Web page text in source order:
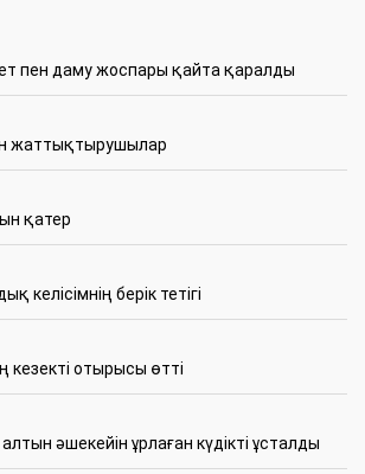
пен даму жоспары қайта қаралды
жаттықтырушылар
қатер
келісімнің берік тетігі
кезекті отырысы өтті
әшекейін ұрлаған күдікті ұсталды